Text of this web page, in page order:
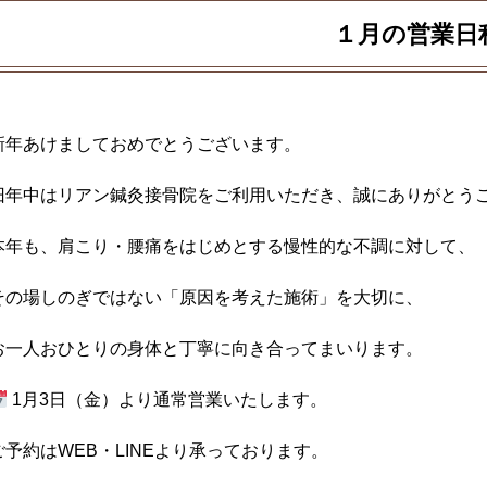
１月の営業日
年あけましておめでとうございます。
年中はリアン鍼灸接骨院をご利用いただき、誠にありがとう
年も、肩こり・腰痛をはじめとする慢性的な不調に対して、
の場しのぎではない「原因を考えた施術」を大切に、
一人おひとりの身体と丁寧に向き合ってまいります。
1月3日（金）より通常営業いたします。
予約はWEB・LINEより承っております。